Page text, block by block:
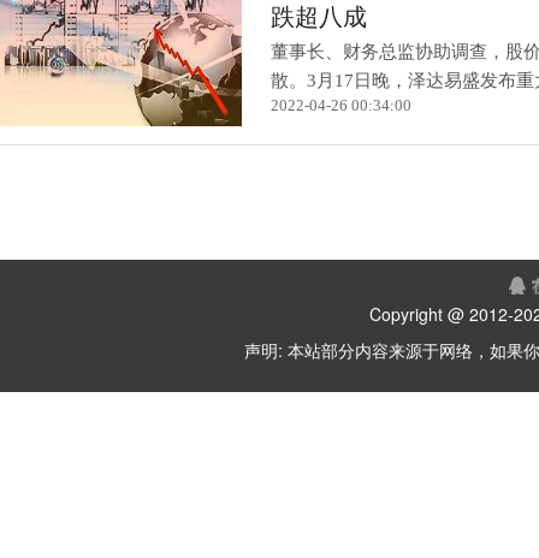
跌超八成
董事长、财务总监协助调查，股
散。3月17日晚，泽达易盛发布
2022-04-26 00:34:00
Copyright @ 2012-
声明: 本站部分内容来源于网络，如果